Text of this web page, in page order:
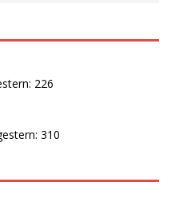
226
310